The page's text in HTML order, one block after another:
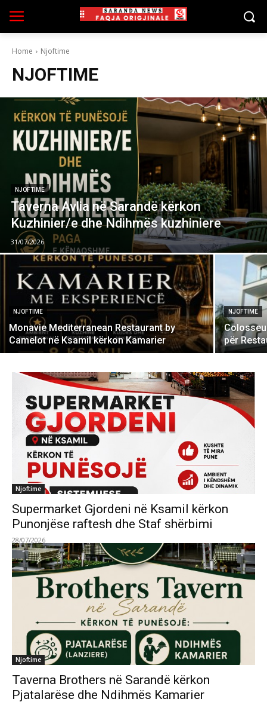
Home Njoftime
NJOFTIME
NJOFTIME
Taverna Avlia në Sarandë kërkon
Kuzhinier/e dhe Ndihmës kuzhiniere
31/07/2026
NJOFTIME
Monavie Mediterranean Restaurant by
Camelot në Ksamil kërkon Kamarier
NJOFTIME
për
Njoftime
Supermarket Gjordeni në Ksamil kërkon
Punonjëse raftesh dhe Staf shërbimi
28/07/2026
Njoftime
Taverna Brothers në Sarandë kërkon
Pjatalarëse dhe Ndihmës Kamarier